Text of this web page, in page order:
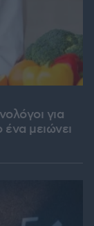
για
μειώνει